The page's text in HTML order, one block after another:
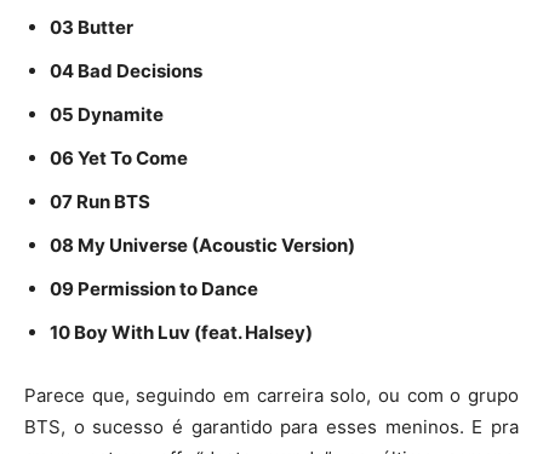
03 Butter
04 Bad Decisions
05 Dynamite
06 Yet To Come
07 Run BTS
08 My Universe (Acoustic Version)
09 Permission to Dance
10 Boy With Luv (feat. Halsey)
Parece que, seguindo em carreira solo, ou com o grupo
BTS, o sucesso é garantido para esses meninos. E pra